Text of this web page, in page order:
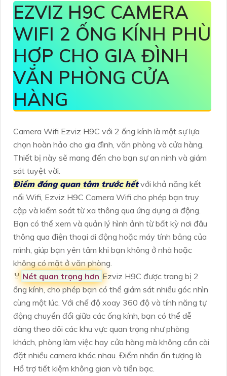
EZVIZ H9C CAMERA
WIFI 2 ỐNG KÍNH PHÙ
HỢP CHO GIA ĐÌNH
VĂN PHÒNG CỬA
HÀNG
Camera Wifi Ezviz H9C với 2 ống kính là một sự lựa
chọn hoàn hảo cho gia đình, văn phòng và cửa hàng.
Thiết bị này sẽ mang đến cho bạn sự an ninh và giám
sát tuyệt vời.
Điểm đáng quan tâm trước hếtvới khả năng kết
nối Wifi, Ezviz H9C Camera Wifi cho phép bạn truy
cập và kiểm soát từ xa thông qua ứng dụng di động.
Bạn có thể xem và quản lý hình ảnh từ bất kỳ nơi đâu
thông qua điện thoại di động hoặc máy tính bảng của
mình, giúp bạn yên tâm khi bạn không ở nhà hoặc
không có mặt ở văn phòng.
️🏅️ Nét quan trọng hơn Ezviz H9C được trang bị 2
ống kính, cho phép bạn có thể giám sát nhiều góc nhìn
cùng một lúc. Với chế độ xoay 360 độ và tính năng tự
động chuyển đổi giữa các ống kính, bạn có thể dễ
dàng theo dõi các khu vực quan trọng như phòng
khách, phòng làm việc hay cửa hàng mà không cần cài
đặt nhiều camera khác nhau. Điểm nhấn ấn tượng là
Hổ trợ tiết kiệm không gian và tiền bạc.